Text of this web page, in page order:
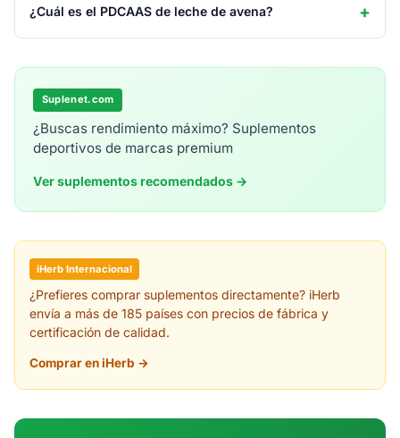
¿Cuál es el PDCAAS de leche de avena?
Suplenet.com
¿Buscas rendimiento máximo? Suplementos
deportivos de marcas premium
Ver suplementos recomendados →
iHerb Internacional
¿Prefieres comprar suplementos directamente? iHerb
envía a más de 185 países con precios de fábrica y
certificación de calidad.
Comprar en iHerb →